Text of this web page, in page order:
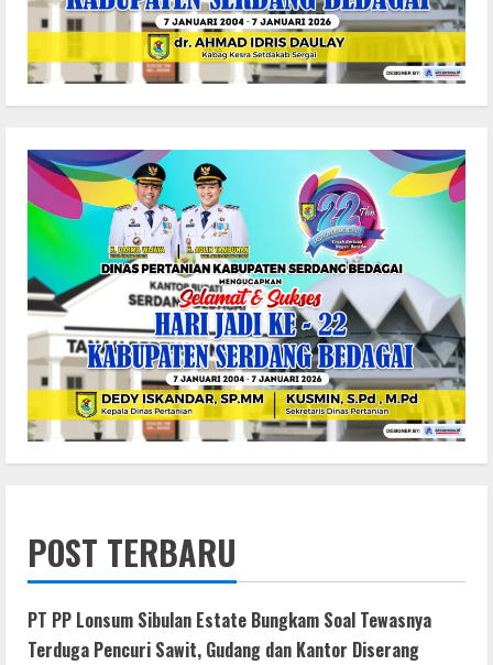
POST TERBARU
PT PP Lonsum Sibulan Estate Bungkam Soal Tewasnya
Terduga Pencuri Sawit, Gudang dan Kantor Diserang